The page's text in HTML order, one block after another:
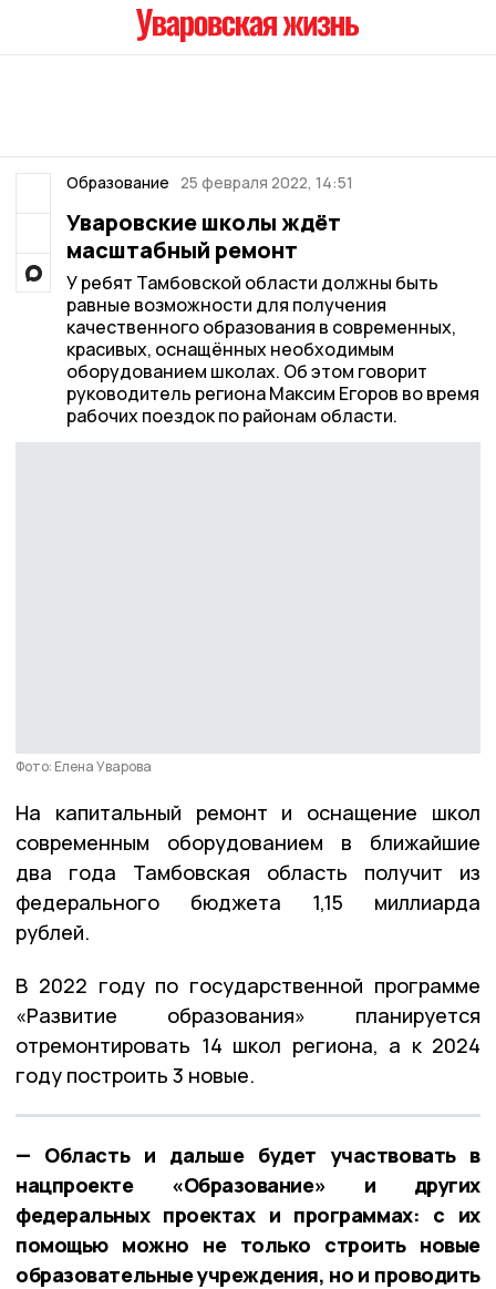
Образование 25 февраля 2022, 14:51
Уваровские школы ждёт
масштабный ремонт
У ребят Тамбовской области должны быть
равные возможности для получения
качественного образования в современных,
красивых, оснащённых необходимым
оборудованием школах. Об этом говорит
руководитель региона Максим Егоров во время
рабочих поездок по районам области.
Фото: Елена Уварова
На капитальный ремонт и оснащение школ
современным оборудованием в ближайшие
два года Тамбовская область получит из
федерального бюджета 1,15 миллиарда
рублей.
В 2022 году по государственной программе
«Развитие образования» планируется
отремонтировать 14 школ региона, а к 2024
году построить 3 новые.
— Область и дальше будет участвовать в
нацпроекте «Образование» и других
федеральных проектах и программах: с их
помощью можно не только строить новые
образовательные учреждения, но и проводить